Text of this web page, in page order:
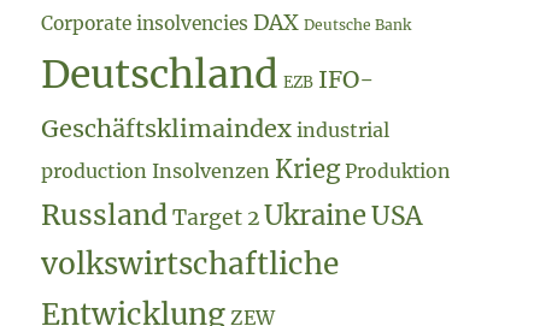
Corporate insolvencies DAX Deutsche Bank
Deutschland EZB IFO-
Geschäftsklimaindex industrial
production Insolvenzen Krieg Produktion
Russland Target 2 Ukraine USA
volkswirtschaftliche
Entwicklung ZEW